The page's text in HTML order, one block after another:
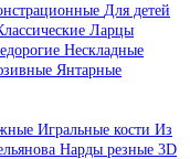
Для детей
Ларцы
Нескладные
Янтарные
Игральные кости Из
Нарды резные 3D